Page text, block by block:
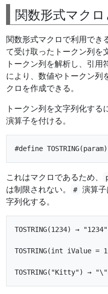
関数形式マク
関数形式マクロで利用でき
て受け取ったトークン列を
トークン列を解析し、引
により、数値やトークン列
クロを作成できる。
トークン列を文字列化す
演算子を付ける。
これはマクロであるため、
は制限されない。
# 演算
字列化する。
TOSTRING(1234) → "1234"
TOSTRING(int iValue